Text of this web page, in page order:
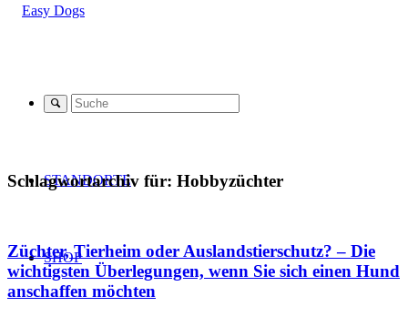
STANDORTE
SHOP
Schlagwortarchiv für: Hobbyzüchter
Züchter, Tierheim oder Auslandstierschutz? – Die
wichtigsten Überlegungen, wenn Sie sich einen Hund
anschaffen möchten